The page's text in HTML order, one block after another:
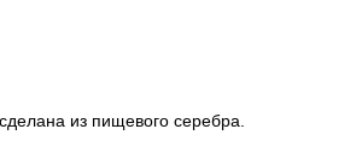
сделана из пищевого серебра.